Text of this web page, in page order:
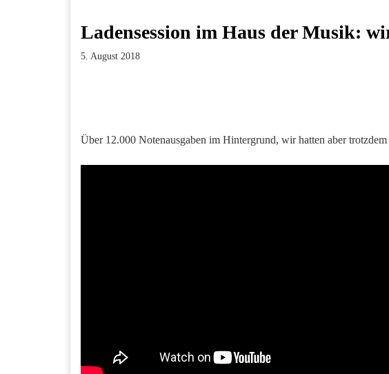
Ladensession im Haus der Musik:
5. August 2018
Über 12.000 Notenausgaben im Hintergrund, wir hatten aber